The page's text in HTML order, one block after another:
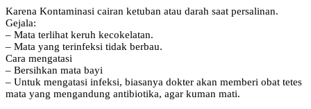
Karena Kontaminasi cairan ketuban atau darah saat persalinan.
Gejala:
– Mata terlihat keruh kecokelatan.
– Mata yang terinfeksi tidak berbau.
Cara mengatasi
– Bersihkan mata bayi
– Untuk mengatasi infeksi, biasanya dokter akan memberi obat tetes
mata yang mengandung antibiotika, agar kuman mati.